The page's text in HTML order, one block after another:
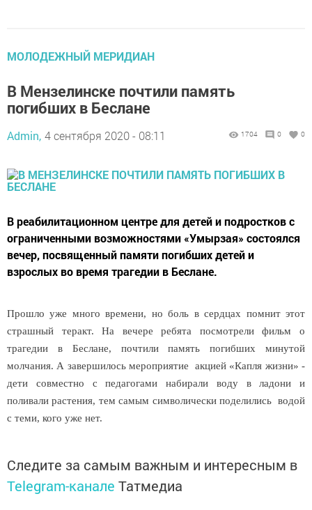
МОЛОДЕЖНЫЙ МЕРИДИАН
В Мензелинске почтили память
погибших в Беслане
Admin, 4 сентября 2020 - 08:11 1704 0 0
В реабилитационном центре для детей и подростков с
ограниченными возможностями «Умырзая» состоялся
вечер, посвященный памяти погибших детей и
взрослых во время трагедии в Беслане.
Прошло уже много времени, но боль в сердцах помнит этот
страшный теракт. На вечере ребята посмотрели фильм о
трагедии в Беслане, почтили память погибших минутой
молчания. А завершилось мероприятие акцией «Капля жизни» -
дети совместно с педагогами набирали воду в ладони и
поливали растения, тем самым символически поделились водой
с теми, кого уже нет.
Следите за самым важным и интересным в
Telegram-канале Татмедиа